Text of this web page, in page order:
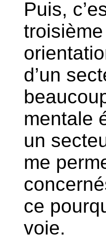
Puis,
d’un
mentale
un
me
ce
voie.